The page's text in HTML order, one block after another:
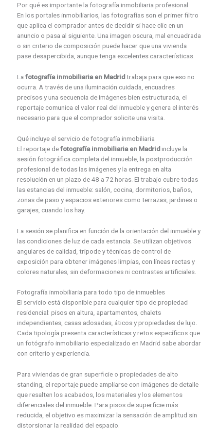
Por qué es importante la fotografía inmobiliaria profesional
En los portales inmobiliarios, las fotografías son el primer filtro
que aplica el comprador antes de decidir si hace clic en un
anuncio o pasa al siguiente. Una imagen oscura, mal encuadrada
o sin criterio de composición puede hacer que una vivienda
pase desapercibida, aunque tenga excelentes características.
La fotografía inmobiliaria en Madridtrabaja para que eso no
ocurra. A través de una iluminación cuidada, encuadres
precisos y una secuencia de imágenes bien estructurada, el
reportaje comunica el valor real del inmueble y genera el interés
necesario para que el comprador solicite una visita.
Qué incluye el servicio de fotografía inmobiliaria
El reportaje defotografía inmobiliaria en Madridincluye la
sesión fotográfica completa del inmueble, la postproducción
profesional de todas las imágenes y la entrega en alta
resolución en un plazo de 48 a 72 horas. El trabajo cubre todas
las estancias del inmueble: salón, cocina, dormitorios, baños,
zonas de paso y espacios exteriores como terrazas, jardines o
garajes, cuando los hay.
La sesión se planifica en función de la orientación del inmueble y
las condiciones de luz de cada estancia. Se utilizan objetivos
angulares de calidad, trípode y técnicas de control de
exposición para obtener imágenes limpias, con líneas rectas y
colores naturales, sin deformaciones ni contrastes artificiales.
Fotografía inmobiliaria para todo tipo de inmuebles
El servicio está disponible para cualquier tipo de propiedad
residencial: pisos en altura, apartamentos, chalets
independientes, casas adosadas, áticos y propiedades de lujo.
Cada tipología presenta características y retos específicos que
un fotógrafo inmobiliario especializado en Madrid sabe abordar
con criterio y experiencia.
Para viviendas de gran superficie o propiedades de alto
standing, el reportaje puede ampliarse con imágenes de detalle
que resalten los acabados, los materiales y los elementos
diferenciales del inmueble. Para pisos de superficie más
reducida, el objetivo es maximizar la sensación de amplitud sin
distorsionar la realidad del espacio.